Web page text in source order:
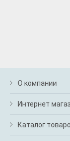
О компании
Интернет
Каталог